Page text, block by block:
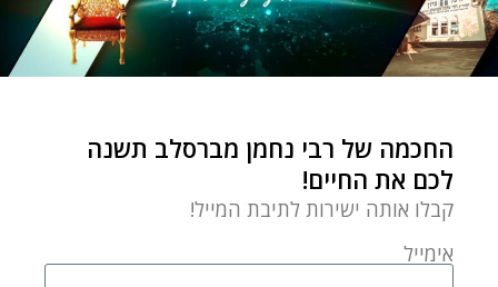
החכמה של רבי נחמן מברסלב תשנה
לכם את החיים!
קבלו אותה ישירות לתיבת המייל!
אימייל